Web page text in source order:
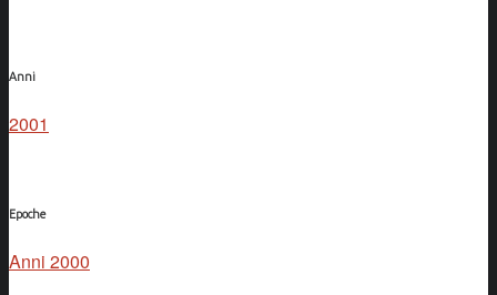
Anni
2001
Epoche
Anni 2000